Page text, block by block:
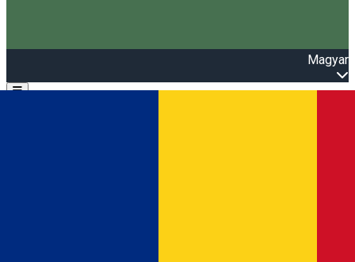
Magyar
Open main menu